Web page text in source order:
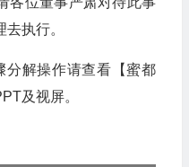
执行。
分解操作请查看【蜜都
及视屏。